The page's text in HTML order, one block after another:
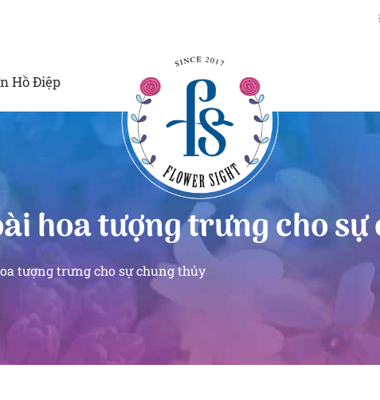
Hồ Điệp
hoa tượng trưng cho
tượng trưng cho sự chung thủy